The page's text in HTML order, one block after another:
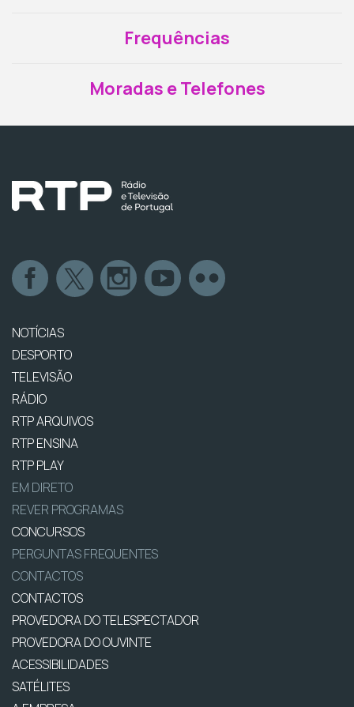
Frequências
Moradas e Telefones
NOTÍCIAS
DESPORTO
TELEVISÃO
RÁDIO
RTP ARQUIVOS
RTP ENSINA
RTP PLAY
EM DIRETO
REVER PROGRAMAS
CONCURSOS
PERGUNTAS FREQUENTES
CONTACTOS
CONTACTOS
PROVEDORA DO TELESPECTADOR
PROVEDORA DO OUVINTE
ACESSIBILIDADES
SATÉLITES